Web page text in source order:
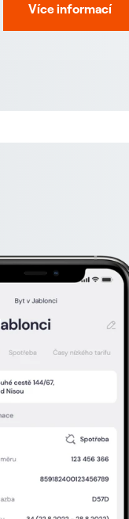
Více informací